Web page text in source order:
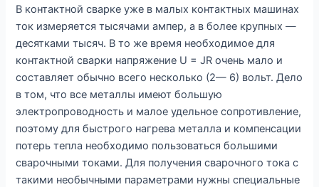
В контактной сварке уже в малых контактных машинах
ток измеряется тысячами ампер, а в более крупных —
десятками тысяч. В то же время необходимое для
контактной сварки напряжение U = JR очень мало и
составляет обычно всего несколько (2— 6) вольт. Дело
в том, что все металлы имеют большую
электропроводность и малое удельное сопротивление,
поэтому для быстрого нагрева металла и компенсации
потерь тепла необходимо пользоваться большими
сварочными токами. Для получения сварочного тока с
такими необычными параметрами нужны специальные